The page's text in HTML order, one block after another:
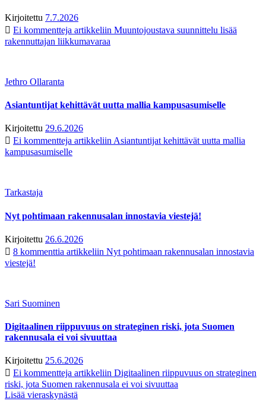
Kirjoitettu 7.7.2026
Ei kommentteja artikkeliin Muuntojoustava suunnittelu lisää
rakennuttajan liikkumavaraa
Jethro Ollaranta
Asiantuntijat kehittävät uutta mallia kampusasumiselle
Kirjoitettu 29.6.2026
Ei kommentteja artikkeliin Asiantuntijat kehittävät uutta mallia
kampusasumiselle
Tarkastaja
Nyt pohtimaan rakennusalan innostavia viestejä!
Kirjoitettu 26.6.2026
8 kommenttia artikkeliin Nyt pohtimaan rakennusalan innostavia
viestejä!
Sari Suominen
Digitaalinen riippuvuus on strateginen riski, jota Suomen
rakennusala ei voi sivuuttaa
Kirjoitettu 25.6.2026
Ei kommentteja artikkeliin Digitaalinen riippuvuus on strateginen
riski, jota Suomen rakennusala ei voi sivuuttaa
Lisää vieraskynästä